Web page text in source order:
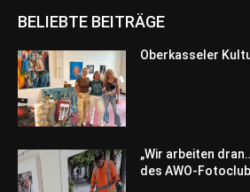
BELIEBTE BEITRÄGE
Oberkasseler
„Wir arbeiten
des AWO-